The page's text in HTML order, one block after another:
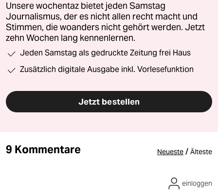
Unsere wochentaz bietet jeden Samstag
Journalismus, der es nicht allen recht macht und
Stimmen, die woanders nicht gehört werden. Jetzt
zehn Wochen lang kennenlernen.
Jeden Samstag als gedruckte Zeitung frei Haus
Zusätzlich digitale Ausgabe inkl. Vorlesefunktion
Jetzt bestellen
9 Kommentare Neueste / Älteste
einloggen